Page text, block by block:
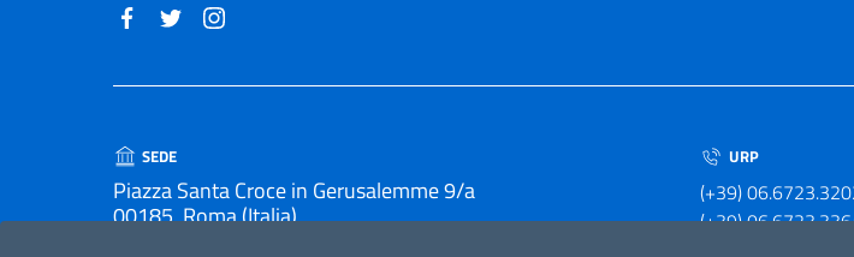
SEDE
Piazza Santa Croce in Gerusalemme 9/a
00185, Roma (Italia)
URP
(+39)
(+39)